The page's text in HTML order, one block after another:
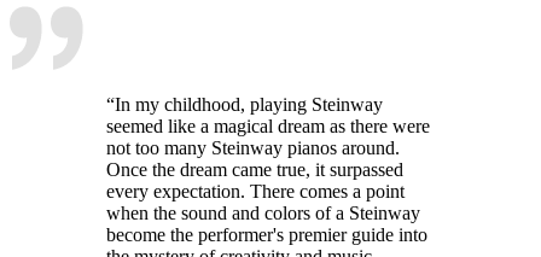
“In my childhood, playing Steinway
seemed like a magical dream as there were
not too many Steinway pianos around.
Once the dream came true, it surpassed
every expectation. There comes a point
when the sound and colors of a Steinway
become the performer's premier guide into